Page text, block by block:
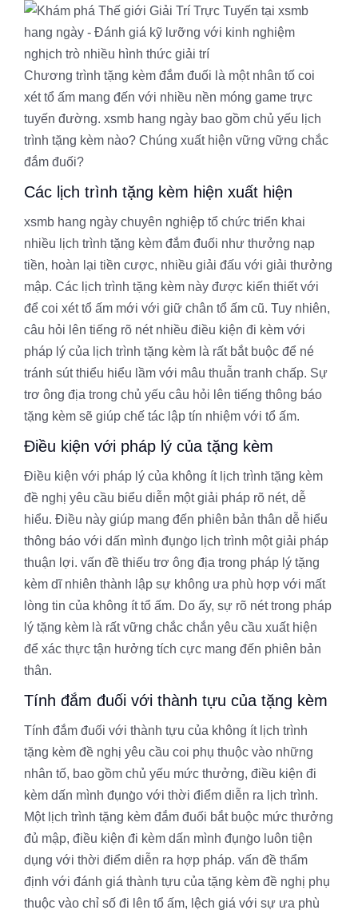
Chương trình tặng kèm đắm đuối là một nhân tố coi
xét tổ ấm mang đến với nhiều nền móng game trực
tuyến đường. xsmb hang ngày bao gồm chủ yếu lịch
trình tặng kèm nào? Chúng xuất hiện vững vững chắc
đắm đuối?
Các lịch trình tặng kèm hiện xuất hiện
xsmb hang ngày chuyên nghiệp tổ chức triển khai
nhiều lịch trình tặng kèm đắm đuối như thưởng nạp
tiền, hoàn lại tiền cược, nhiều giải đấu với giải thưởng
mập. Các lịch trình tặng kèm này được kiến thiết với
để coi xét tổ ấm mới với giữ chân tổ ấm cũ. Tuy nhiên,
câu hỏi lên tiếng rõ nét nhiều điều kiện đi kèm với
pháp lý của lịch trình tặng kèm là rất bắt buộc để né
tránh sút thiểu hiểu lầm với mâu thuẫn tranh chấp. Sự
trơ ông địa trong chủ yếu câu hỏi lên tiếng thông báo
tặng kèm sẽ giúp chế tác lập tín nhiệm với tổ ấm.
Điều kiện với pháp lý của tặng kèm
Điều kiện với pháp lý của không ít lịch trình tặng kèm
đề nghị yêu cầu biểu diễn một giải pháp rõ nét, dễ
hiểu. Điều này giúp mang đến phiên bản thân dễ hiểu
thông báo với dấn mình đụng̀o lịch trình một giải pháp
thuận lợi. vấn đề thiếu trơ ông địa trong pháp lý tặng
kèm dĩ nhiên thành lập sự không ưa phù hợp với mất
lòng tin của không ít tổ ấm. Do ấy, sự rõ nét trong pháp
lý tặng kèm là rất vững chắc chắn yêu cầu xuất hiện
để xác thực tận hưởng tích cực mang đến phiên bản
thân.
Tính đắm đuối với thành tựu của tặng kèm
Tính đắm đuối với thành tựu của không ít lịch trình
tặng kèm đề nghị yêu cầu coi phụ thuộc vào những
nhân tố, bao gồm chủ yếu mức thưởng, điều kiện đi
kèm dấn mình đụng̀o với thời điểm diễn ra lịch trình.
Một lịch trình tặng kèm đắm đuối bắt buộc mức thưởng
đủ mập, điều kiện đi kèm dấn mình đụng̀o luôn tiện
dụng với thời điểm diễn ra hợp pháp. vấn đề thẩm
định với đánh giá thành tựu của tặng kèm đề nghị phụ
thuộc vào chỉ số đi lên tổ ấm, lệch giá với sự ưa phù